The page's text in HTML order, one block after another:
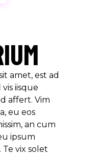
amet, est ad
iisque
affert. Vim
eu eos
an cum
ipsum
vix solet